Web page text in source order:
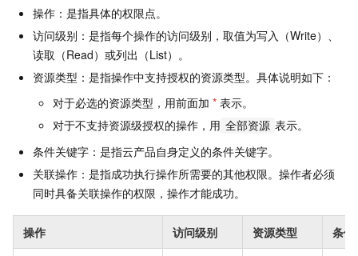
操作：是指具体的权限点。
访问级别：是指每个操作的访问级别，取值为写入（Write）、
读取（Read）或列出（List）。
资源类型：是指操作中支持授权的资源类型。具体说明如下：
对于必选的资源类型，用前面加 * 表示。
对于不支持资源级授权的操作，用 全部资源 表示。
条件关键字：是指云产品自身定义的条件关键字。
关联操作：是指成功执行操作所需要的其他权限。操作者必须
同时具备关联操作的权限，操作才能成功。
操作 访问级别 资源类型 条件